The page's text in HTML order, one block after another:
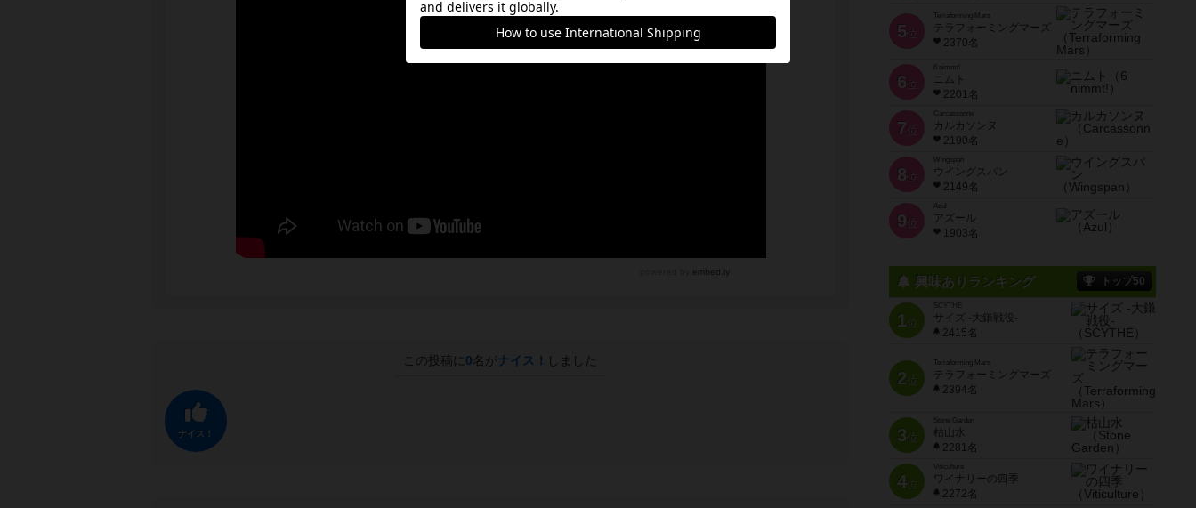
この投稿に 0名がナイス！ しました
ナイス！
5 位
Terraforming Mars
テラフォーミングマーズ
2370名
6 位
ニムト
2201名
7 位
Carcassonne
カルカソンヌ
2190名
8 位
Wingspan
ウイングスパン
2149名
9 位
Azul
アズール
1903名
興味ありランキング トップ50
1位
SCYTHE
サイズ -大鎌戦役-
2415名
2位
Terraforming Mars
テラフォーミングマーズ
2394名
3位
Stone Garden
枯山水
2281名
4位
Viticulture
ワイナリーの四季
2272名